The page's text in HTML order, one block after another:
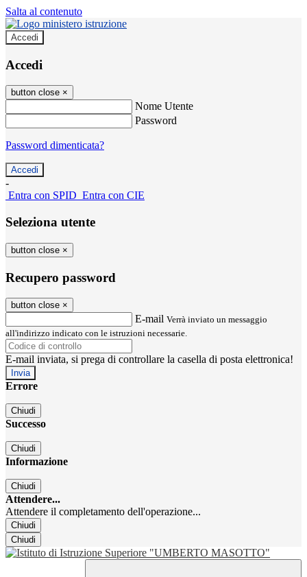
Salta al contenuto
Accedi
Accedi
button close ×
Nome Utente
Password
Password dimenticata?
-
Entra con SPID Entra con CIE
Seleziona utente
button close ×
Recupero password
button close ×
E-mail Verrà inviato un messaggio
all'indirizzo indicato con le istruzioni necessarie.
E-mail inviata, si prega di controllare la casella di posta elettronica!
Errore
Chiudi
Successo
Chiudi
Informazione
Chiudi
Attendere...
Attendere il completamento dell'operazione...
Chiudi
Chiudi